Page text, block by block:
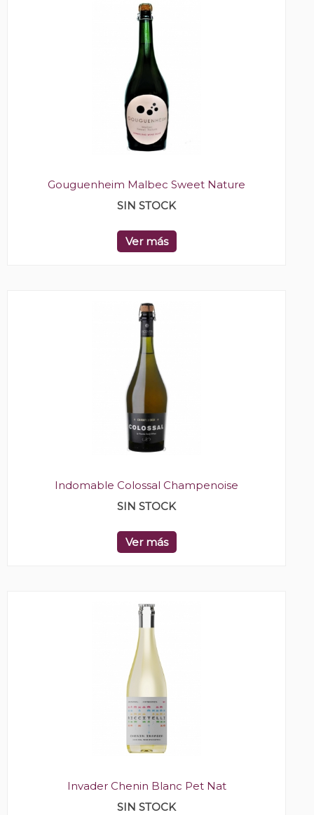
Gouguenheim Malbec Sweet Nature
SIN STOCK
Ver más
Indomable Colossal Champenoise
SIN STOCK
Ver más
Invader Chenin Blanc Pet Nat
SIN STOCK